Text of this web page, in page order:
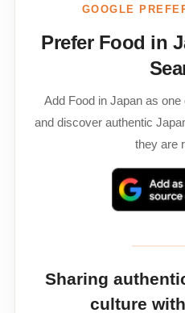
GOOGLE
Prefer Food in
Add Food in Japan as
and discover authentic
they are
Sharing
culture